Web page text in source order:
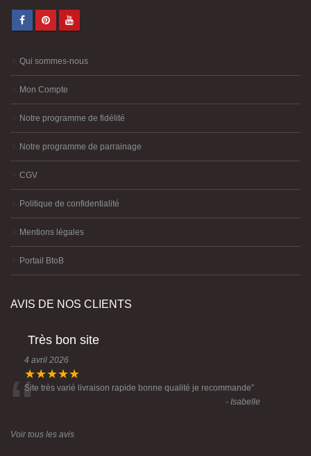
Qui sommes-nous
Mon Compte
Notre programme de fidélité
Notre programme de parrainage
CGV
Politique de confidentialité
Mentions légales
Portail BtoB
AVIS DE NOS CLIENTS
Très bon site
4 avril 2026
★★★★★
“Site très varié livraison rapide bonne qualité je recommande”
- Isabelle
Voir tous les avis